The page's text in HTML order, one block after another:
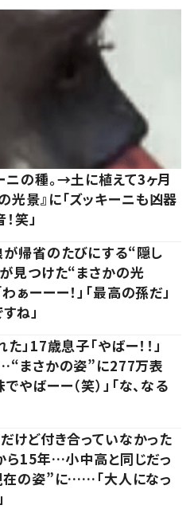
ニの種。→土に植えて3ヶ月
景』に「ズッキーニも凶器
笑」
帰省のたびにする“隠し
見つけた“まさかの光
ーーー！」「最高の孫だ」
ね」
」17歳息子「やばー！！」
まさかの姿”に277万表
やばーー（笑）」「な、なる
だけど付き合っていなかった
ら15年…小中高と同じだっ
の姿”に……「大人になっ